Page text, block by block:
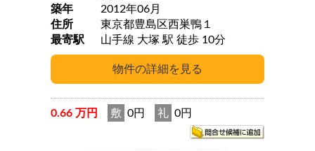
築年
2012年06月
住所
東京都豊島区西巣鴨１
最寄駅
山手線 大塚 駅 徒歩 10分
0.66 万円 敷 0円 礼 0円